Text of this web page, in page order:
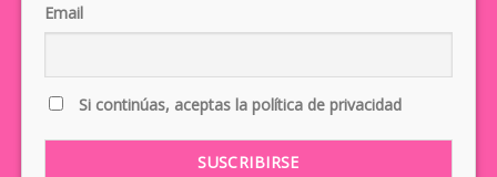
Email
Si continúas, aceptas la política de privacidad